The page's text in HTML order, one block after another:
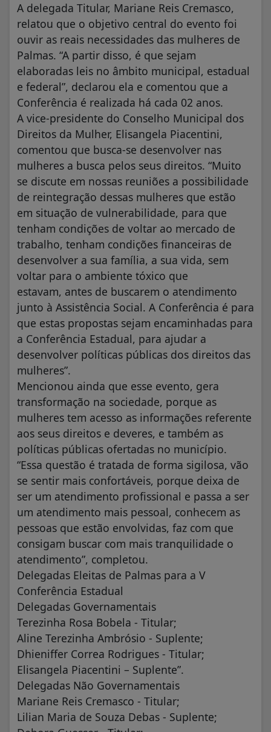
A delegada Titular, Mariane Reis Cremasco,
relatou que o objetivo central do evento foi
ouvir as reais necessidades das mulheres de
Palmas. “A partir disso, é que sejam
elaboradas leis no âmbito municipal, estadual
e federal”, declarou ela e comentou que a
Conferência é realizada há cada 02 anos.
A vice-presidente do Conselho Municipal dos
Direitos da Mulher, Elisangela Piacentini,
comentou que busca-se desenvolver nas
mulheres a busca pelos seus direitos. “Muito
se discute em nossas reuniões a possibilidade
de reintegração dessas mulheres que estão
em situação de vulnerabilidade, para que
tenham condições de voltar ao mercado de
trabalho, tenham condições financeiras de
desenvolver a sua família, a sua vida, sem
voltar para o ambiente tóxico que
estavam, antes de buscarem o atendimento
junto à Assistência Social. A Conferência é para
que estas propostas sejam encaminhadas para
a Conferência Estadual, para ajudar a
desenvolver políticas públicas dos direitos das
mulheres”.
Mencionou ainda que esse evento, gera
transformação na sociedade, porque as
mulheres tem acesso as informações referente
aos seus direitos e deveres, e também as
políticas públicas ofertadas no município.
“Essa questão é tratada de forma sigilosa, vão
se sentir mais confortáveis, porque deixa de
ser um atendimento profissional e passa a ser
um atendimento mais pessoal, conhecem as
pessoas que estão envolvidas, faz com que
consigam buscar com mais tranquilidade o
atendimento”, completou.
Delegadas Eleitas de Palmas para a V
Conferência Estadual
Delegadas Governamentais
Terezinha Rosa Bobela - Titular;
Aline Terezinha Ambrósio - Suplente;
Dhieniffer Correa Rodrigues - Titular;
Elisangela Piacentini – Suplente”.
Delegadas Não Governamentais
Mariane Reis Cremasco - Titular;
Lilian Maria de Souza Debas - Suplente;